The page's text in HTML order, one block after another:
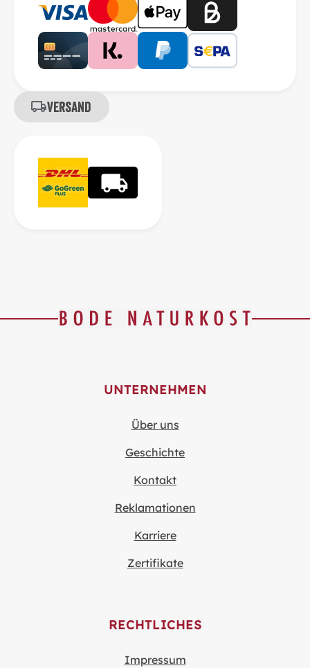
Versand
UNTERNEHMEN
Über uns
Geschichte
Kontakt
Reklamationen
Karriere
Zertifikate
RECHTLICHES
Impressum